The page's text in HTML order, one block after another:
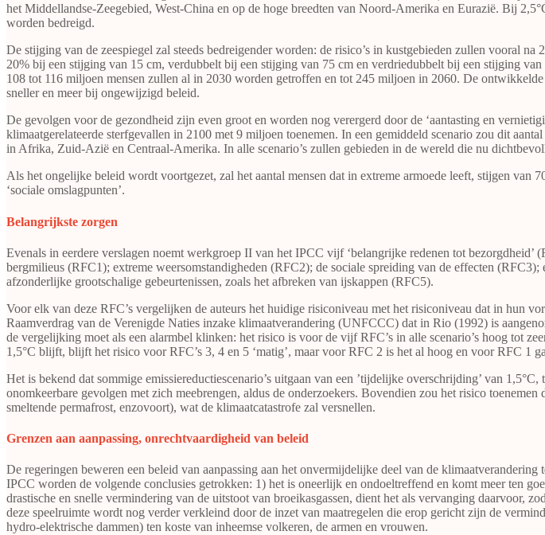
het Middellandse-Zeegebied, West-China en op de hoge breedten van Noord-Amerika en Eurazië. Bij
worden bedreigd.
De stijging van de zeespiegel zal steeds bedreigender worden: de risico’s in kustgebieden zullen vooral
20% bij een stijging van 15 cm, verdubbelt bij een stijging van 75 cm en verdriedubbelt bij een stijging
108 tot 116 miljoen mensen zullen al in 2030 worden getroffen en tot 245 miljoen in 2060. De
sneller en meer bij ongewijzigd beleid.
De gevolgen voor de gezondheid zijn even groot en worden nog verergerd door de ‘aantasting en
klimaatgerelateerde sterfgevallen in 2100 met 9 miljoen toenemen. In een gemiddeld scenario zou dit
in Afrika, Zuid-Azië en Centraal-Amerika. In alle scenario’s zullen gebieden in de wereld die nu
Als het ongelijke beleid wordt voortgezet, zal het aantal mensen dat in extreme armoede leeft, stijgen
‘sociale omslagpunten’.
​​​​​​​Belangrijkste zorgen
Evenals in eerdere verslagen noemt werkgroep II van het IPCC vijf ‘belangrijke redenen tot
bergmilieus (RFC1); extreme weersomstandigheden (RFC2); de sociale spreiding van de effecten
afzonderlijke grootschalige gebeurtenissen, zoals het afbreken van ijskappen (RFC5).
Voor elk van deze RFC’s vergelijken de auteurs het huidige risiconiveau met het risiconiveau dat in hun
Raamverdrag van de Verenigde Naties inzake klimaatverandering (UNFCCC) dat in Rio (1992) is
de vergelijking moet als een alarmbel klinken: het risico is voor de vijf RFC’s in alle scenario’s hoog tot
1,5°C blijft, blijft het risico voor RFC’s 3, 4 en 5 ‘matig’, maar voor RFC 2 is het al hoog en voor RFC 1
Het is bekend dat sommige emissiereductiescenario’s uitgaan van een ’tijdelijke overschrijding’ van
onomkeerbare gevolgen met zich meebrengen, aldus de onderzoekers. Bovendien zou het risico
smeltende permafrost, enzovoort), wat de klimaatcatastrofe zal versnellen.
​​​​​​​Grenzen aan aanpassing, onrechtvaardigheid van beleid
De regeringen beweren een beleid van aanpassing aan het onvermijdelijke deel van de
IPCC worden de volgende conclusies getrokken: 1) het is oneerlijk en ondoeltreffend en komt meer ten
drastische en snelle vermindering van de uitstoot van broeikasgassen, dient het als vervanging daarvoor,
deze speelruimte wordt nog verder verkleind door de inzet van maatregelen die erop gericht zijn de
hydro-elektrische dammen) ten koste van inheemse volkeren, de armen en vrouwen.